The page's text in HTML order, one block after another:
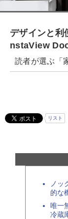
デザインと利
nstaView
読者が選ぶ「
リスト
ノッ
的な
唯一
冷蔵